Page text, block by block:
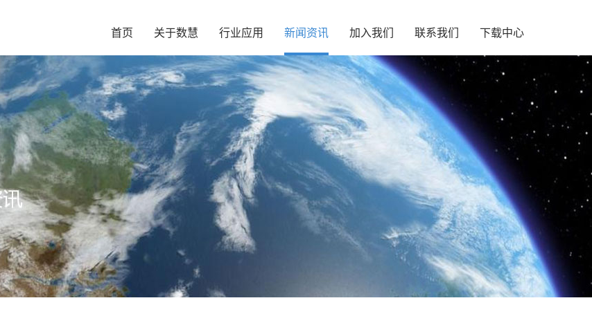
首页 关于数慧 行业应用 新闻资讯 加入我们 联系我们 下载中心